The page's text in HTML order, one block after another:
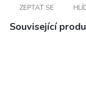
ZEPTAT SE
Související